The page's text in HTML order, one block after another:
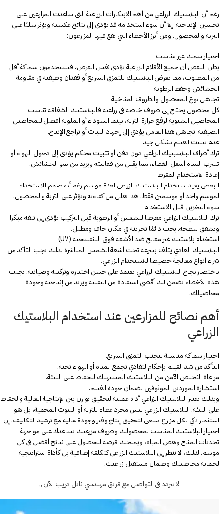
رغم أن البلاستيك الزراعي من أهم الابتكارات الزراعية التي ساعدت المزارعين على
تحسين الإنتاجية، إلا أن سوء استخدامه قد يؤدي إلى نتائج عكسية ويؤثر سلبًا على
التربة والمحصول. ومن أبرز الأخطاء التي يقع فيها المزارعون:
اختيار سمك غير مناسب
يظن البعض أن جميع الأفلام الزراعية تؤدي نفس الغرض، فيستخدمون سماكة أقل
من المطلوب، مما يعرض البلاستيك للتمزق السريع أو فقدان وظيفته في مقاومة
الحشائش وحفظ الرطوبة.
تجاهل نوع المحصول والظروف المناخية
كل محصول يحتاج إلى ظروف خاصة في زراعتة فالبلاستيك الشفافة تناسب
المحاصيل الشتوية لرفع حرارة التربة، بينما السوداء أو الملونة أفضل للمحاصيل
الصيفية. تجاهل هذا العامل يؤدي إلى إجهاد النبات أو تراجع الإنتاج.
عدم تثبيت الفيلم بشكل جيد
ترك أطراف البلاسيتيك الزراعي دون دفن أو تثبيت محكم يؤدي إلى دخول الهواء أو
تسرب المياه أسفل الغطاء، مما يقلل من فعاليته ويزيد من نمو الحشائش.
إعادة الاستخدام المفرط
البعض يعيد استخدام البلاستيك الزراعي لعدة مواسم رغم أنه صمم للاستخدام
لموسم واحد أو موسمين فقط. هذا يقلل من كفاءته ويؤثر على التربة والمحصول.
سوء التخزين قبل الاستخدام
ترك البلاستيك الزراعي معرضا للشمس أو الرطوبة قبل التركيب يؤدي إلى تلفه مبكرا
وتشقق سطحه. يجب دائمًا تخزينه في مكان جاف ومظلل.
استخدام بلاستيك غير معالج ضد الأشعة فوق البنفسجية (UV)
البلاستيك العادي يتلف بسرعة تحت أشعة الشمس المباشرة لذلك يجب التأكد من
شراء أنواع معالجة خصيصا للاستخدام الزراعي.
باختصار نجاح البلاستيك الزراعي يعتمد على حسن اختياره وتركيبه وصيانته. تجنب
هذه الأخطاء يضمن لك أقصى استفادة من التقنية ويزيد من إنتاجية وجودة
محاصيلك.
أهم نصائح للمزارعين عند استخدام البلاستيك
الزراعي
اختيار سماكة مناسبة لتجنب التمزق السريع.
التأكد من شد الفيلم بإحكام لتفادي تجمع المياه أو الهواء تحته.
مراعاة التخلص الآمن من البلاستيك المستهلك للحفاظ على البيئة.
استشارة الموردين الموثوقين لضمان جودة الفيلم.
وبذلك يعتبر البلاستيك الزراعي أداة عملية لتحقيق توازن بين الإنتاجية العالية والحفاظ
على البيئة. البلاستيك الزراعي ليس مجرد غطاء للتربة أو البيوت المحمية، بل هو
استثمار ذكي لكل مزارع يسعى لتحقيق إنتاج وفير وجودة عالية مع ترشيد التكاليف. إن
اختيار البلاستيك المناسب لمحصولك وظروف مزرعتك يساعدك على مواجهة
تحديات المناخ ونقص المياه، ويمنحك فرصة للحصول على نتائج أفضل في كل
موسم. لذلك، لا تنظر إلى البلاستيك الزراعي كتكلفة إضافية بل كأداة استراتيجية
لحماية محاصيلك وضمان مستقبل زراعتك.
لا تتردد في التواصل مع فريق مهندسي نايل دريب الآن ,,